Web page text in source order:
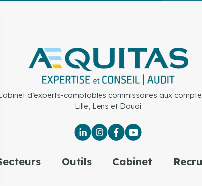
d’experts-comptables commissaires aux
Lille, Lens et Douai
Outils Cabinet